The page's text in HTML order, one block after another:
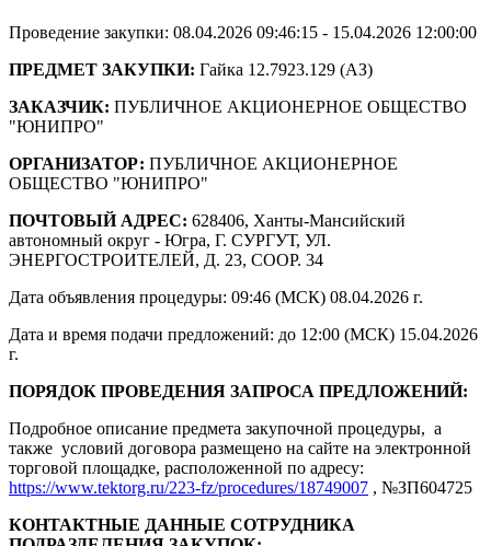
Проведение закупки: 08.04.2026 09:46:15 - 15.04.2026 12:00:00
ПРЕДМЕТ ЗАКУПКИ: Гайка 12.7923.129 (АЗ)
ЗАКАЗЧИК: ПУБЛИЧНОЕ АКЦИОНЕРНОЕ ОБЩЕСТВО
"ЮНИПРО"
ОРГАНИЗАТОР: ПУБЛИЧНОЕ АКЦИОНЕРНОЕ
ОБЩЕСТВО "ЮНИПРО"
ПОЧТОВЫЙ АДРЕС: 628406, Ханты-Мансийский
автономный округ - Югра, Г. СУРГУТ, УЛ.
ЭНЕРГОСТРОИТЕЛЕЙ, Д. 23, СООР. 34
Дата объявления процедуры: 09:46 (МСК) 08.04.2026 г.
Дата и время подачи предложений: до 12:00 (МСК) 15.04.2026
г.
ПОРЯДОК ПРОВЕДЕНИЯ ЗАПРОСА ПРЕДЛОЖЕНИЙ:
Подробное описание предмета закупочной процедуры, а
также условий договора размещено на сайте на электронной
торговой площадке, расположенной по адресу:
https://www.tektorg.ru/223-fz/procedures/18749007 , №ЗП604725
КОНТАКТНЫЕ ДАННЫЕ СОТРУДНИКА